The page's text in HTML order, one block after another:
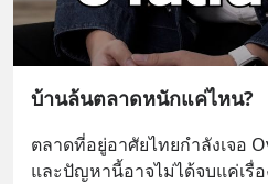
บ้านล้นตลาดหนักแค่ไหน?
ตลาดที่อยู่อาศัยไทยกำลังเจอ
และปัญหานี้อาจไม่ได้จบแค่เรื่อ